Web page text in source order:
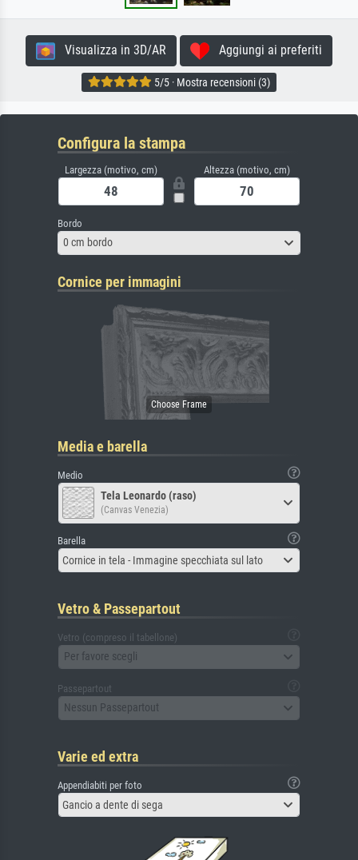
Visualizza in 3D/AR Aggiungi ai preferiti
5/5 · Mostra recensioni (3)
Configura la stampa
Largezza (motivo, cm) Altezza (motivo, cm)
Bordo
0 cm bordo
Cornice per immagini
Media e barella
Medio
Tela Leonardo (raso)
(Canvas Venezia)
Barella
Cornice in tela - Immagine specchiata sul lato
Vetro & Passepartout
Vetro (compreso il tabellone)
Per favore scegli
Passepartout
Nessun Passepartout
Varie ed extra
Appendiabiti per foto
Gancio a dente di sega